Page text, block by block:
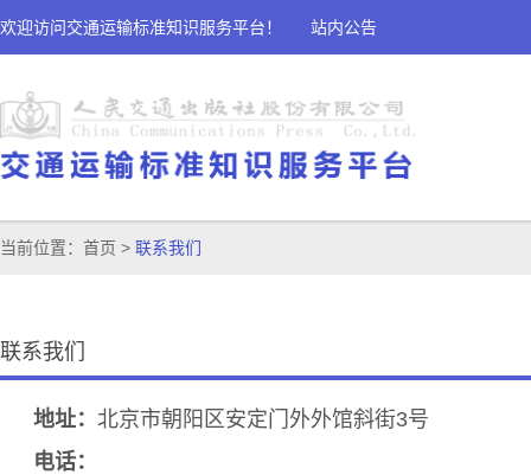
欢迎访问交通运输标准知识服务平台！ 站内公告
当前位置： 首页 > 联系我们
联系我们
地址： 北京市朝阳区安定门外外馆斜街3号
电话：